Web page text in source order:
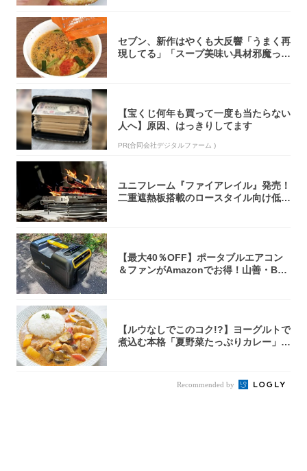
セブン、新作はやくも大反響「うまく再
現してる」「スープ美味い具材邪魔って
【宝くじ何年も買って一度も当たらない
人へ】原因、はっきりしてます
PR(合同会社デジタルファーム )
ユニフレーム『ファイアレイル』発売！
二重遮熱板搭載のロースタイル向け低型
【最大40％OFF】ポータブルエアコン
＆ファンがAmazonでお得！山善・Bo
【ルウなしでこのコク!?】ヨーグルトで
煮込む本格「夏野菜たっぷりカレー」作
Recommended by